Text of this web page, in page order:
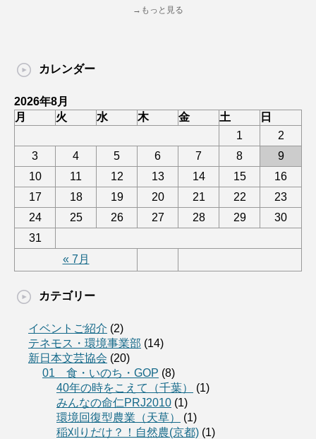
→もっと見る
カレンダー
2026年8月
月
火 水 木 金 土 日
« 7月
1
2
3
4 5 6 7 8
9
10
11 12 13 14 15
16
17
18 19 20 21 22
23
24
25 26 27 28 29
30
31
カテゴリー
イベントご紹介 (2)
テネモス・環境事業部 (14)
新日本文芸協会 (20)
01 食・いのち・GOP (8)
40年の時をこえて（千葉）
(1)
みんなの命仁PRJ2010 (1)
環境回復型農業（天草）
(1)
稲刈りだけ？！自然農(京都) (1)